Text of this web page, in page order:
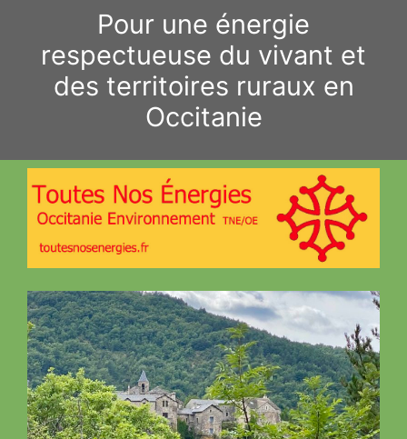
contenu
Pour une énergie
respectueuse du vivant et
des territoires ruraux en
Occitanie